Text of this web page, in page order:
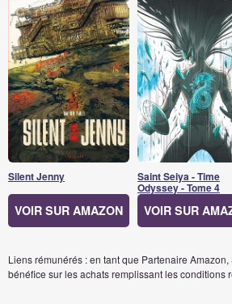
Silent Jenny
VOIR SUR AMAZON
Saint Seiya - Time
Odyssey - Tome 4
VOIR SUR
Liens rémunérés : en tant que Partenaire
bénéfice sur les achats remplissant les conditions